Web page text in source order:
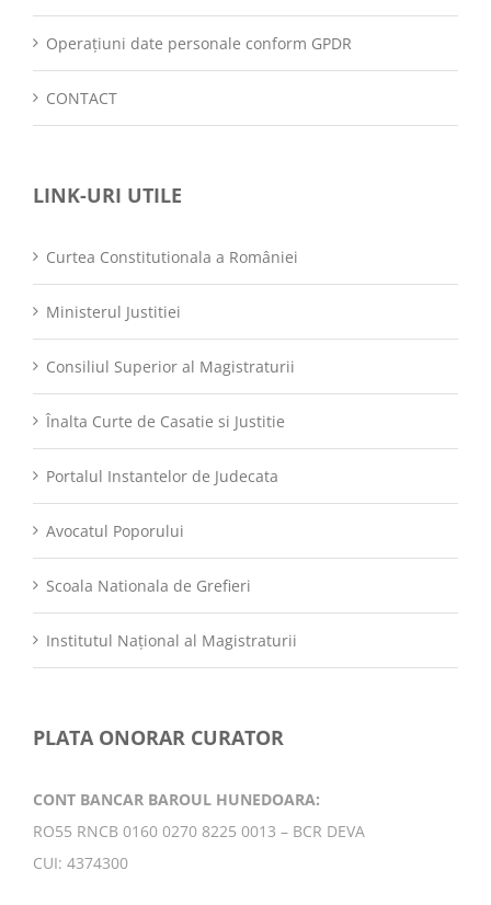
Operațiuni date personale conform GPDR
CONTACT
LINK-URI UTILE
Curtea Constitutionala a României
Ministerul Justitiei
Consiliul Superior al Magistraturii
Înalta Curte de Casatie si Justitie
Portalul Instantelor de Judecata
Avocatul Poporului
Scoala Nationala de Grefieri
Institutul Național al Magistraturii
PLATA ONORAR CURATOR
CONT BANCAR BAROUL HUNEDOARA:
RO55 RNCB 0160 0270 8225 0013 – BCR DEVA
CUI: 4374300